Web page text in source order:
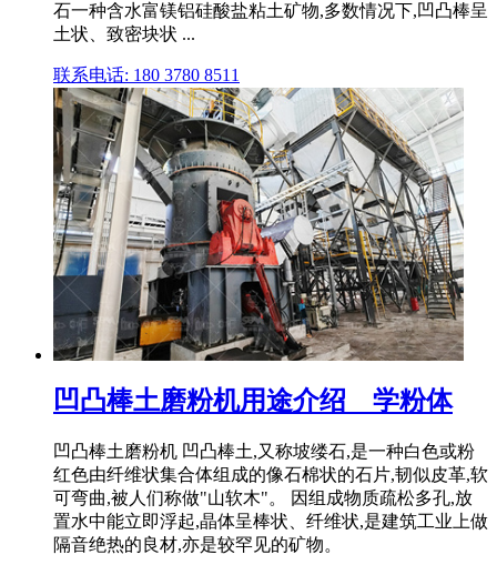
石一种含水富镁铝硅酸盐粘土矿物,多数情况下,凹凸棒呈
土状、致密块状 ...
联系电话: 180 3780 8511
凹凸棒土磨粉机用途介绍 _ 学粉体
凹凸棒土磨粉机 凹凸棒土,又称坡缕石,是一种白色或粉
红色由纤维状集合体组成的像石棉状的石片,韧似皮革,软
可弯曲,被人们称做"山软木"。 因组成物质疏松多孔,放
置水中能立即浮起,晶体呈棒状、纤维状,是建筑工业上做
隔音绝热的良材,亦是较罕见的矿物。